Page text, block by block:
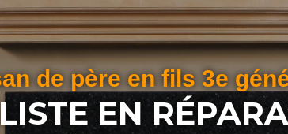
de père en fils 3e
EN